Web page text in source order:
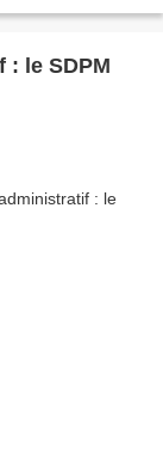
: le SDPM